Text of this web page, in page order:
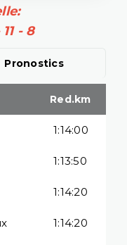
- 8
Pronostics
Red.km
1:14:00
1:13:50
1:14:20
1:14:20